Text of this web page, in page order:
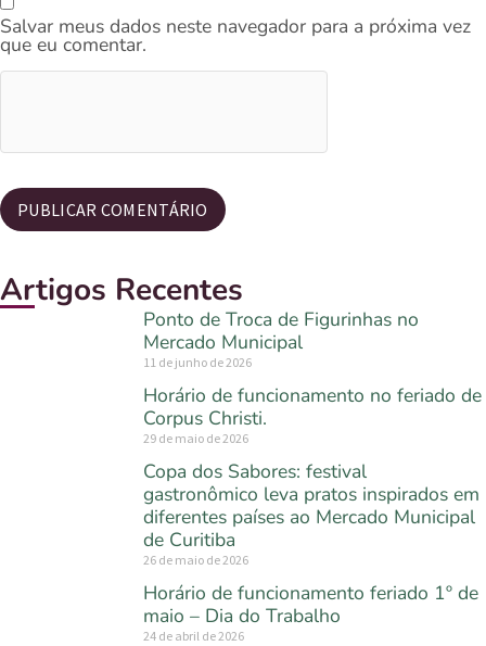
Salvar meus dados neste navegador para a próxima vez
que eu comentar.
Artigos Recentes
Ponto de Troca de Figurinhas no
Mercado Municipal
11 de junho de 2026
Horário de funcionamento no feriado de
Corpus Christi.
29 de maio de 2026
Copa dos Sabores: festival
gastronômico leva pratos inspirados em
diferentes países ao Mercado Municipal
de Curitiba
26 de maio de 2026
Horário de funcionamento feriado 1º de
maio – Dia do Trabalho
24 de abril de 2026